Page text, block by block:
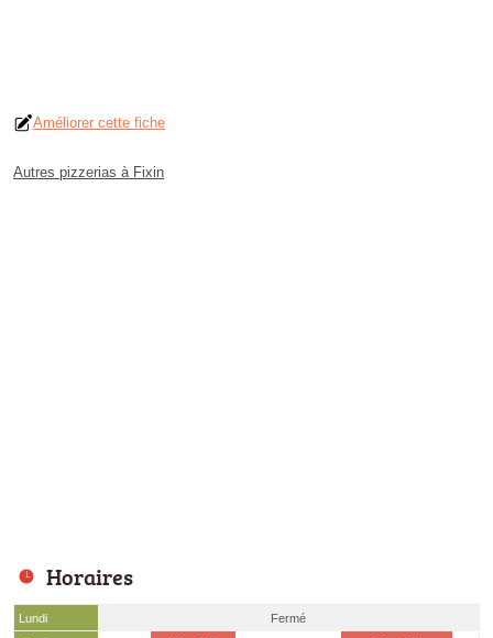
Améliorer cette fiche
Autres pizzerias à Fixin
Horaires
Lundi
Fermé